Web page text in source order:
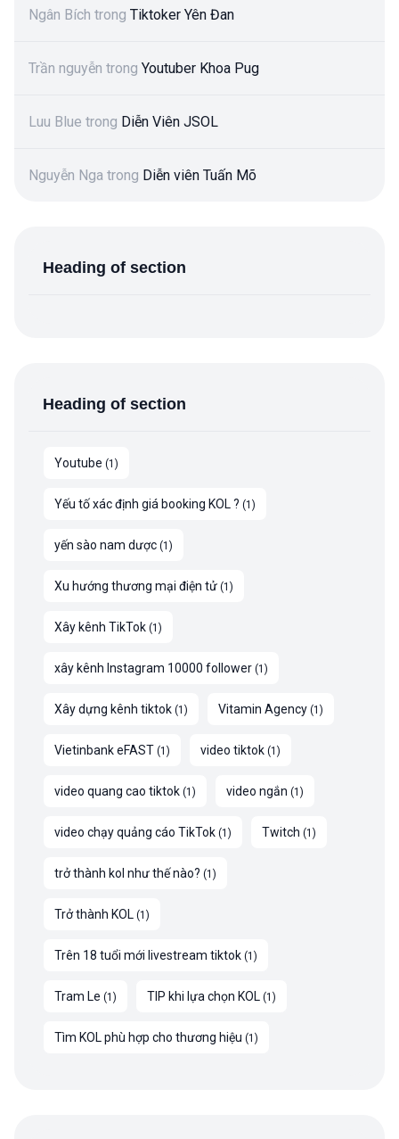
Ngân Bích trong Tiktoker Yên Đan
Trần nguyễn trong Youtuber Khoa Pug
Luu Blue trong Diễn Viên JSOL
Nguyễn Nga trong Diễn viên Tuấn Mõ
Heading of section
Heading of section
Youtube (1 )
Yếu tố xác định giá booking KOL ? (1 )
yến sào nam dược (1 )
Xu hướng thương mại điện tử (1 )
Xây kênh TikTok (1 )
xây kênh Instagram 10000 follower (1 )
Xây dựng kênh tiktok (1 ) Vitamin Agency (1 )
Vietinbank eFAST (1 ) video tiktok (1 )
video quang cao tiktok (1 ) video ngắn (1 )
video chạy quảng cáo TikTok (1 ) Twitch (1 )
trở thành kol như thế nào? (1 )
Trở thành KOL (1 )
Trên 18 tuổi mới livestream tiktok (1 )
Tram Le (1 ) TIP khi lựa chọn KOL (1 )
Tìm KOL phù hợp cho thương hiệu (1 )